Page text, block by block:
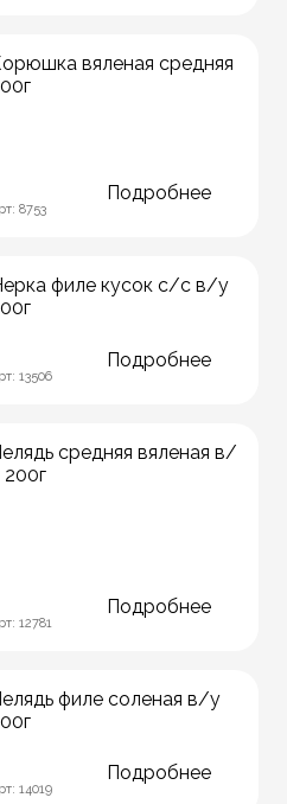
вяленая средняя
8753
Подробнее
филе кусок с/с в/у
13506
Подробнее
средняя вяленая в/
200г
12781
Подробнее
филе соленая в/у
14019
Подробнее